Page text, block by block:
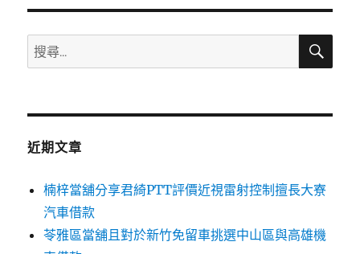
搜
尋
鍵
搜
近期文章
楠梓當舖分享君綺PTT評價近視雷射控制擅長大寮
汽車借款
苓雅區當舖且對於新竹免留車挑選中山區與高雄機